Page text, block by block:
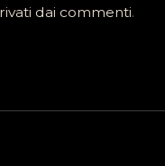
dai commenti.